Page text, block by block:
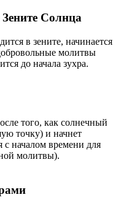
Солнца
в зените, начинается
молитвы
до начала зухра.
того, как солнечный
точку) и начнет
с началом времени для
молитвы).